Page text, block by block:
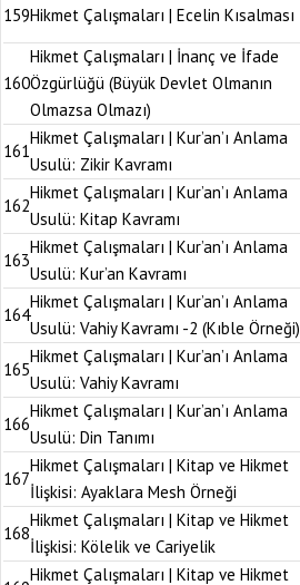
159Hikmet Çalışmaları | Ecelin Kısalması
160
Hikmet Çalışmaları | İnanç ve İfade
Özgürlüğü (Büyük Devlet Olmanın
Olmazsa Olmazı)
161
Hikmet Çalışmaları | Kur’an’ı Anlama
Usulü: Zikir Kavramı
162
Hikmet Çalışmaları | Kur’an’ı Anlama
Usulü: Kitap Kavramı
163
Hikmet Çalışmaları | Kur’an’ı Anlama
Usulü: Kur’an Kavramı
164
Hikmet Çalışmaları | Kur’an’ı Anlama
Usulü: Vahiy Kavramı -2 (Kıble Örneği)
165
Hikmet Çalışmaları | Kur’an’ı Anlama
Usulü: Vahiy Kavramı
166
Hikmet Çalışmaları | Kur’an’ı Anlama
Usulü: Din Tanımı
167
Hikmet Çalışmaları | Kitap ve Hikmet
İlişkisi: Ayaklara Mesh Örneği
168
Hikmet Çalışmaları | Kitap ve Hikmet
İlişkisi: Kölelik ve Cariyelik
Hikmet Çalışmaları | Kitap ve Hikmet